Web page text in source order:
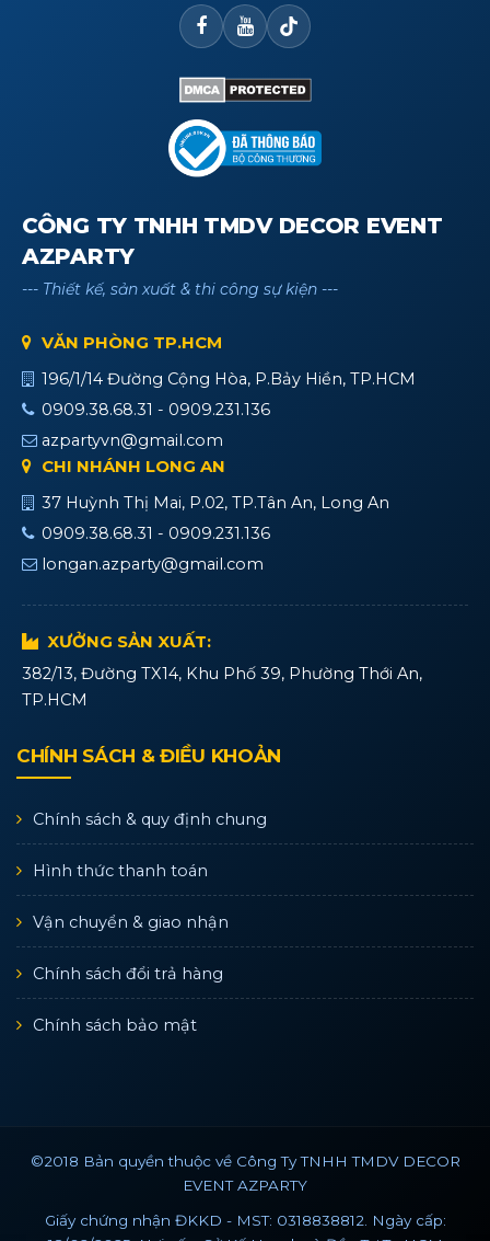
CÔNG TY TNHH TMDV DECOR EVENT
AZPARTY
--- Thiết kế, sản xuất & thi công sự kiện ---
VĂN PHÒNG TP.HCM
196/1/14 Đường Cộng Hòa, P.Bảy Hiền, TP.HCM
0909.38.68.31 - 0909.231.136
azpartyvn@gmail.com
CHI NHÁNH LONG AN
37 Huỳnh Thị Mai, P.02, TP.Tân An, Long An
0909.38.68.31 - 0909.231.136
longan.azparty@gmail.com
XƯỞNG SẢN XUẤT:
382/13, Đường TX14, Khu Phố 39, Phường Thới An,
TP.HCM
CHÍNH SÁCH & ĐIỀU KHOẢN
Chính sách & quy định chung
Hình thức thanh toán
Vận chuyển & giao nhận
Chính sách đổi trả hàng
Chính sách bảo mật
©2018 Bản quyền thuộc về Công Ty TNHH TMDV DECOR
EVENT AZPARTY
Giấy chứng nhận ĐKKD - MST: 0318838812. Ngày cấp: